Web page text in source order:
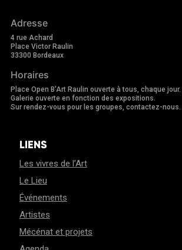
Adresse
4 rue Achard
Place Victor Raulin
33300 Bordeaux
Horaires
Place Open B'Art Raulin ouverte à tous, chaque jour.
Galerie ouverte en fonction des expositions.
Sur rendez-vous pour les groupes, contactez-nous.
LIENS
Les vivres de l’Art
Le Lieu
Événements
Artistes
Mécénat et projets